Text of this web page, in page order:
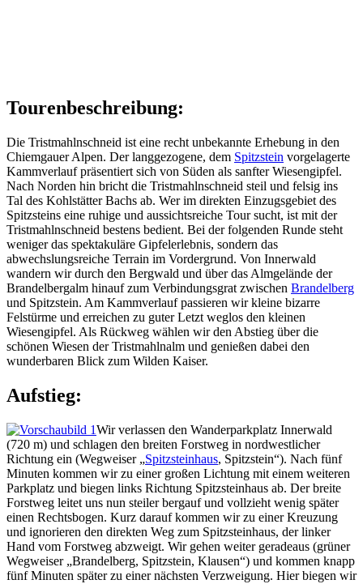
Tourenbeschreibung:
Die Tristmahlnschneid ist eine recht unbekannte Erhebung in den
Chiemgauer Alpen. Der langgezogene, dem Spitzstein vorgelagerte
Kammverlauf präsentiert sich von Süden als sanfter Wiesengipfel.
Nach Norden hin bricht die Tristmahlnschneid steil und felsig ins
Tal des Kohlstätter Bachs ab. Wer im direkten Einzugsgebiet des
Spitzsteins eine ruhige und aussichtsreiche Tour sucht, ist mit der
Tristmahlnschneid bestens bedient. Bei der folgenden Runde steht
weniger das spektakuläre Gipfelerlebnis, sondern das
abwechslungsreiche Terrain im Vordergrund. Von Innerwald
wandern wir durch den Bergwald und über das Almgelände der
Brandelbergalm hinauf zum Verbindungsgrat zwischen Brandelberg
und Spitzstein. Am Kammverlauf passieren wir kleine bizarre
Felstürme und erreichen zu guter Letzt weglos den kleinen
Wiesengipfel. Als Rückweg wählen wir den Abstieg über die
schönen Wiesen der Tristmahlnalm und genießen dabei den
wunderbaren Blick zum Wilden Kaiser.
Aufstieg:
Wir verlassen den Wanderparkplatz Innerwald
(720 m) und schlagen den breiten Forstweg in nordwestlicher
Richtung ein (Wegweiser „Spitzsteinhaus, Spitzstein“). Nach fünf
Minuten kommen wir zu einer großen Lichtung mit einem weiteren
Parkplatz und biegen links Richtung Spitzsteinhaus ab. Der breite
Forstweg leitet uns nun steiler bergauf und vollzieht wenig später
einen Rechtsbogen. Kurz darauf kommen wir zu einer Kreuzung
und ignorieren den direkten Weg zum Spitzsteinhaus, der linker
Hand vom Forstweg abzweigt. Wir gehen weiter geradeaus (grüner
Wegweiser „Brandelberg, Spitzstein, Klausen“) und kommen knapp
fünf Minuten später zu einer nächsten Verzweigung. Hier biegen wir